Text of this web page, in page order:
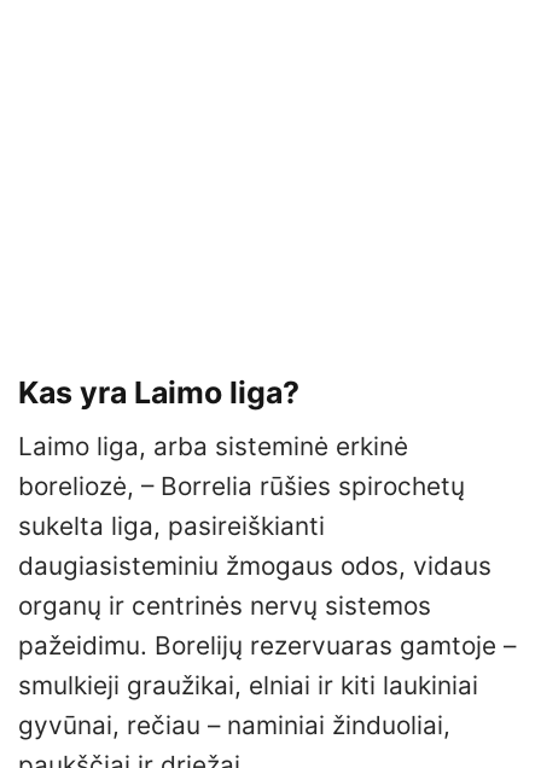
Kas yra Laimo liga?
Laimo liga, arba sisteminė erkinė
boreliozė, – Borrelia rūšies spirochetų
sukelta liga, pasireiškianti
daugiasisteminiu žmogaus odos, vidaus
organų ir centrinės nervų sistemos
pažeidimu. Borelijų rezervuaras gamtoje –
smulkieji graužikai, elniai ir kiti laukiniai
gyvūnai, rečiau – naminiai žinduoliai,